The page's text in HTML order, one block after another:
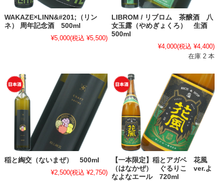
WAKAZE×LINN&#201;（リン
ネ） 周年記念酒 500ml
¥5,000(税込 ¥5,500)
LIBROM / リブロム 茶醸酒 八
女玉露（やめぎょくろ） 生酒
500ml
¥4,000(税込 ¥4,400)
在庫 2 本
稲と綯交（ないまぜ） 500ml
¥2,500(税込 ¥2,750)
【一本限定】稲とアガベ 花風
（はなかぜ） ぐるりこ ver.よ
なよなエール 720ml